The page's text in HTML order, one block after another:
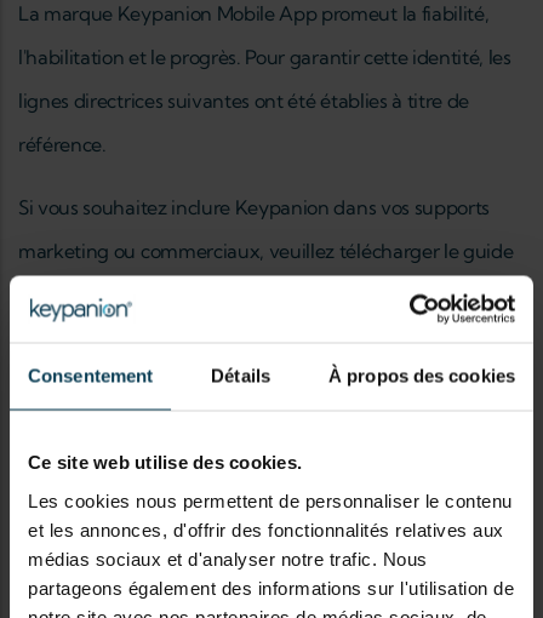
Consentement Détails À propos des cookies
Ce site web utilise des cookies.
Les cookies nous permettent de personnaliser le contenu
et les annonces, d'offrir des fonctionnalités relatives aux
médias sociaux et d'analyser notre trafic. Nous
partageons également des informations sur l'utilisation de
La marque Keypanion Mobile App promeut la fiabilité,
l'habilitation et le progrès. Pour garantir cette identité, les
lignes directrices suivantes ont été établies à titre de
référence.
Si vous souhaitez inclure Keypanion dans vos supports
marketing ou commerciaux, veuillez télécharger le guide
afin de garantir l'utilisation correcte du logo Keypanion et
souhaitez discuter d'options spécifiques pour le double
marquage, n'hésitez pas à contacter notre équipe et nous
serons ravis de vous aider.